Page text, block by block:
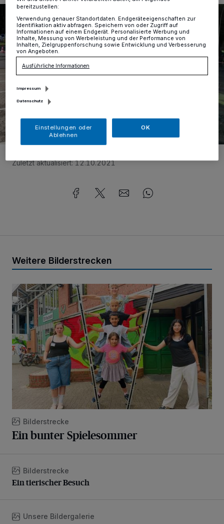
Zuletzt aktualisiert:12.10.2021
Weitere Bilderstrecken
Ein bunter Spielesommer
Bilderstrecke
Ein bunter Spielesommer
Ein tierischer Besuch
Bilderstrecke
Ein tierischer Besuch
Impressionen der Villa Bayer
Unsere Bildergalerie
bereitzustellen:
Verwendung genauer Standortdaten. Endgeräteeigenschaften zur
Identifikation aktiv abfragen. Speichern von oder Zugriff auf
Informationen auf einem Endgerät. Personalisierte Werbung und
Inhalte, Messung von Werbeleistung und der Performance von
Inhalten, Zielgruppenforschung sowie Entwicklung und Verbesserung
von Angeboten.
Ausführliche Informationen
Impressum
Datenschutz
Einstellungen oder
Ablehnen
OK